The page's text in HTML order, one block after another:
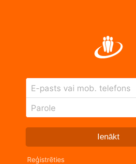
E-pasts vai mob. telefons
Parole
Ienākt
Reģistrēties